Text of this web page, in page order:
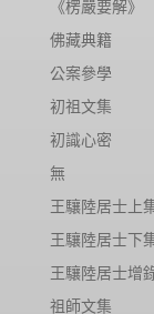
《楞嚴要解》
佛藏典籍
公案參學
初祖文集
初識心密
無
王驤陸居士上
王驤陸居士下
王驤陸居士增
祖師文集